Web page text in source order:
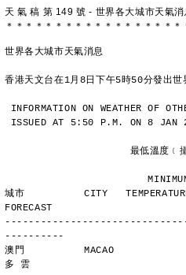
天 氣 稿 第 149 號 - 世界各大城市天氣消
＊ ＊ ＊ ＊ ＊ ＊ ＊ ＊ ＊ ＊ ＊ ＊ ＊ ＊ ＊ ＊ ＊ ＊
世界各大城市天氣消息
香港天文台在1月8日下午5時50分發出世
INFORMATION ON WEATHER OF
ISSUED AT 5:50 P.M. ON 8 JAN
城市          CITY
FORECAST
----------
澳門          MACAO
多 雲